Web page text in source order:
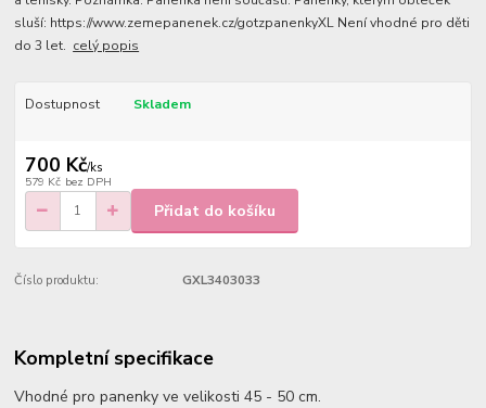
sluší: https://www.zemepanenek.cz/gotzpanenkyXL Není vhodné pro děti
do 3 let. celý popis
Dostupnost Skladem
700 Kč/ks
579 Kč bez DPH
Přidat do košíku
Číslo produktu: GXL3403033
Kompletní specifikace
Vhodné pro panenky ve velikosti 45 - 50 cm.